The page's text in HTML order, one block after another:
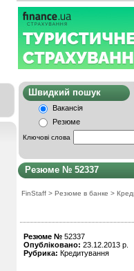
Швидкий
Вакансія
Резюме
Ключові слова
Резюме № 52337
FinStaff > Резюме в банке >
Резюме № 52337
Опубліковано: 23.12.2013 р.
Рубрика: Кредитування